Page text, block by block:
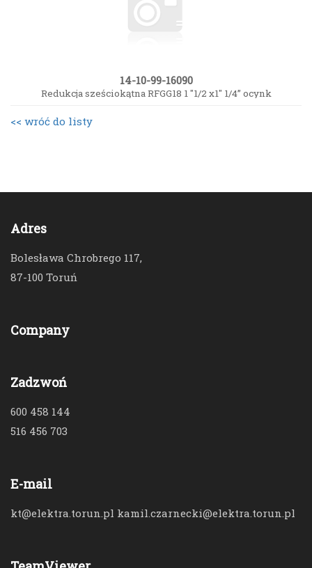
14-10-99-16090
Redukcja sześciokątna RFGG18 1 "1/2 x1" 1/4” ocynk
<< wróć do listy
Adres
Bolesława Chrobrego 117,
87-100 Toruń
Company
Zadzwoń
600 458 144
516 456 703
E-mail
kt@elektra.torun.pl kamil.czarnecki@elektra.torun.pl